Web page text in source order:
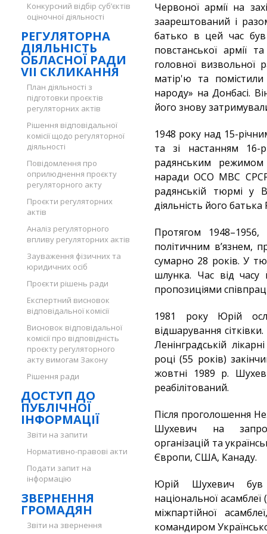
Конкурсний відбір суб’єктів
оціночної діяльності
РЕГУЛЯТОРНА
ДІЯЛЬНІСТЬ
ОБЛАСНОЇ РАДИ
VII СКЛИКАННЯ
План діяльності з
підготовки проєктів
регуляторних актів
Рішення відповідальної
комісії щодо регуляторної
діяльності
Повідомлення про
оприлюднення проєкту
регуляторного акту
Проєкти регуляторних
актів
Аналіз регуляторного
впливу регуляторних актів
Зауваження фізичних та
юридичних осіб
Проєкти рішень ради
Експертний висновок
відповідальної комісії
Висновок відповідальної
комісії про відповідність
проєкту регуляторного
акту вимогам Закону
Рішення ради
ДОСТУП ДО
ПУБЛІЧНОЇ
ІНФОРМАЦІЇ
Звіти на запити
Нормативно-правові акти
Подати запит на
інформацію
ЗВЕРНЕННЯ
ГРОМАДЯН
Звіти на звернення
Червоної армії на
заарештований і
батько в цей час був
повстанської армії
головної визвольної
матір'ю та
народу» на Донбасі.
його знову
1948 року над 15-
та зі настанням 16-
радянським режимом
наради ОСО МВС СРСР
радянській тюрмі у
діяльність його
Протягом
політичним вʼязнем,
сумарно 28 років. У
шлунка. Час від часу
пропозиціями
1981 року Юрій
відшарування
Ленінградській
році (55 років)
жовтні 1989 р.
реабілітований.
Після проголошення
Шухевич на
організацій та
Європи, США, Канаду.
Юрій Шухевич був
національної
міжпартійної
командиром